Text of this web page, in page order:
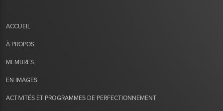
ACCUEIL
À PROPOS
MEMBRES
EN IMAGES
ACTIVITÉS ET PROGRAMMES DE PERFECTIONNEMENT